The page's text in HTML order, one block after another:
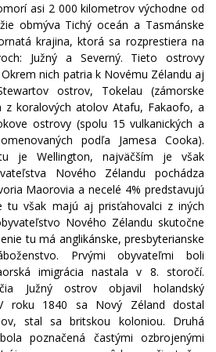
asi 2 000 kilometrov východne od
obmýva Tichý oceán a Tasmánske
krajina, ktorá sa rozprestiera na
Južný a Severný. Tieto ostrovy
nich patria k Novému Zélandu aj
ostrov, Tokelau (zámorske
z koralových atolov Atafu, Fakaofo, a
ostrovy (spolu 15 vulkanických a
podľa Jamesa Cooka).
je Wellington, najväčším je však
Nového Zélandu pochádza
Maorovia a necelé 4% predstavujú
tu však majú aj prisťahovalci z iných
Nového Zélandu skutočne
tu má anglikánske, presbyterianske
Prvými obyvateľmi boli
imigrácia nastala v 8. storočí.
Južný ostrov objavil holandský
roku 1840 sa Nový Zéland dostal
stal sa britskou koloniou. Druhá
poznačená častými ozbrojenými